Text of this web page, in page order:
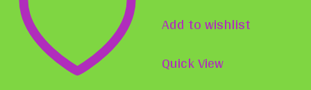
VariantenAdd to wishlist
Quick View